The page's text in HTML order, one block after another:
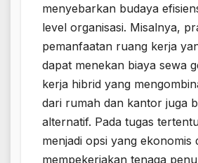
menyebarkan budaya
level organisasi. Misalnya,
pemanfaatan ruang kerja
dapat menekan biaya sewa
kerja hibrid yang
dari rumah dan kantor juga
alternatif. Pada tugas
menjadi opsi yang ekonomis
mempekerjakan tenaga